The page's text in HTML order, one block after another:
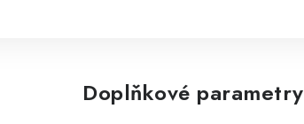
Doplňkové parametry